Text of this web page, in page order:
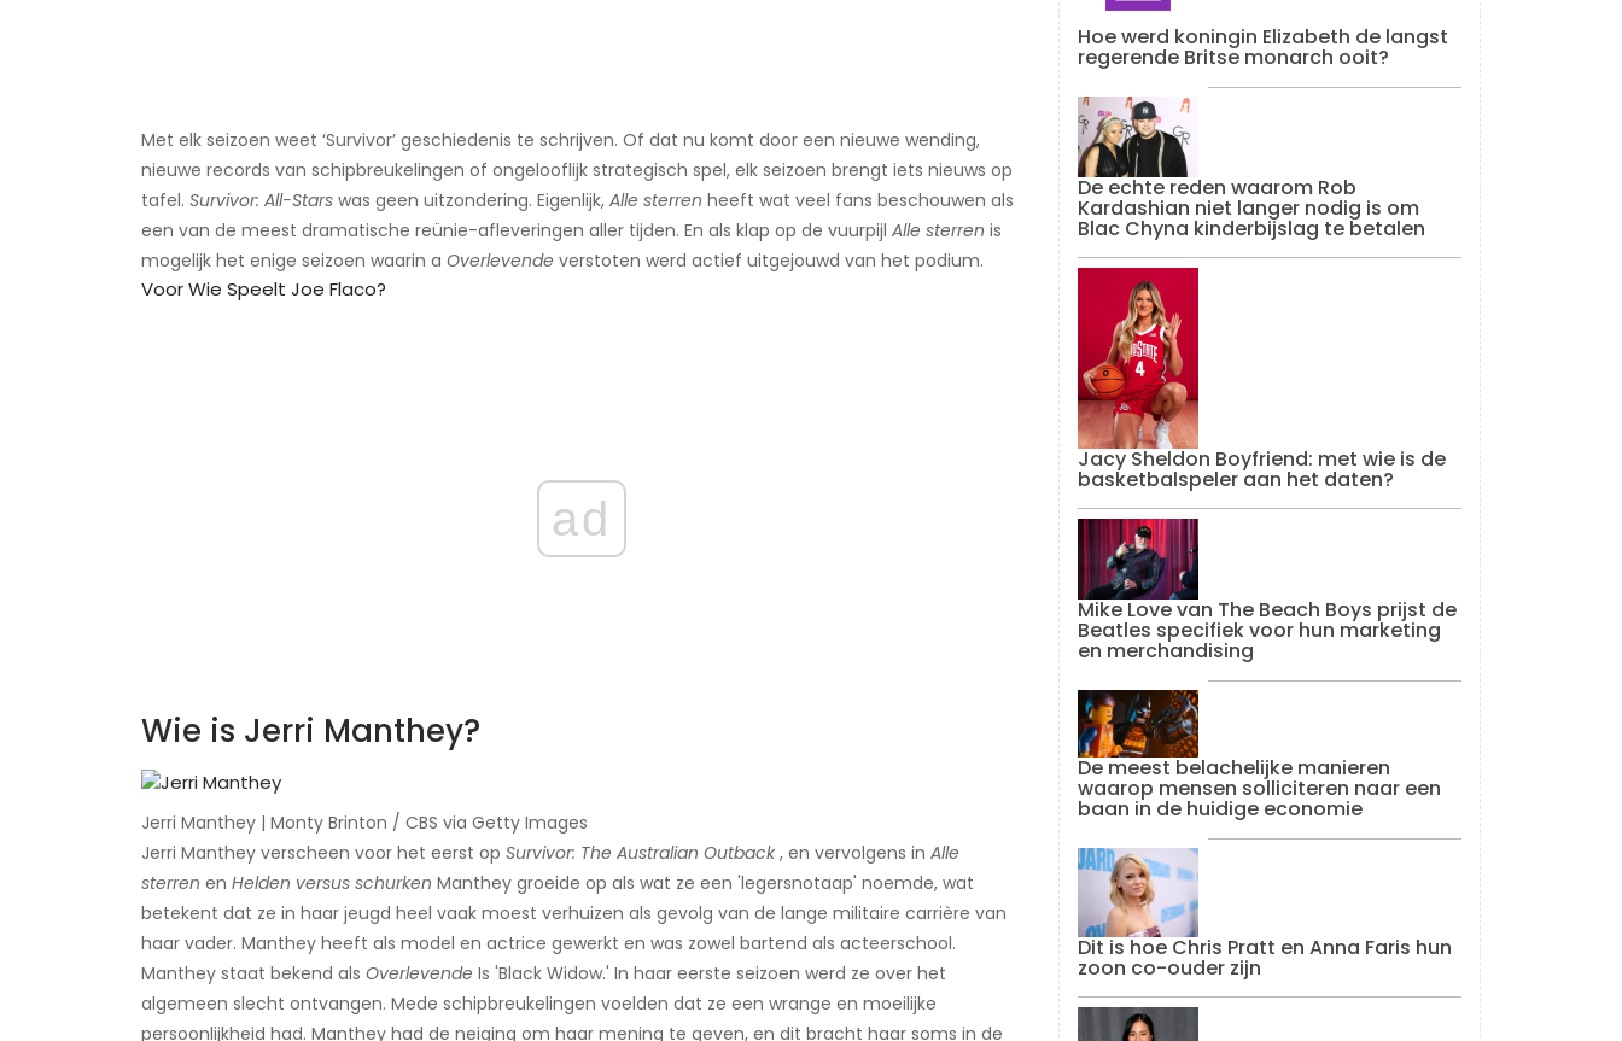
Met elk seizoen weet ‘Survivor’ geschiedenis te schrijven. Of dat nu komt door een nieuwe wending,
nieuwe records van schipbreukelingen of ongelooflijk strategisch spel, elk seizoen brengt iets nieuws op
tafel. Survivor: All-Stars was geen uitzondering. Eigenlijk, Alle sterren heeft wat veel fans beschouwen als
een van de meest dramatische reünie-afleveringen aller tijden. En als klap op de vuurpijl Alle sterren is
mogelijk het enige seizoen waarin a Overlevende verstoten werd actief uitgejouwd van het podium.
Voor Wie Speelt Joe Flaco?
ad
Wie is Jerri Manthey?
Jerri Manthey | Monty Brinton / CBS via Getty Images
Jerri Manthey verscheen voor het eerst op Survivor: The Australian Outback, en vervolgens in Alle
sterren en Helden versus schurken ​Manthey groeide op als wat ze een 'legersnotaap' noemde, wat
betekent dat ze in haar jeugd heel vaak moest verhuizen als gevolg van de lange militaire carrière van
haar vader. Manthey heeft als model en actrice gewerkt en was zowel bartend als acteerschool.
Manthey staat bekend als Overlevende Is 'Black Widow.' In haar eerste seizoen werd ze over het
algemeen slecht ontvangen. Mede schipbreukelingen voelden dat ze een wrange en moeilijke
persoonlijkheid had. Manthey had de neiging om haar mening te geven, en dit bracht haar soms in de
Hoe werd koningin Elizabeth de langst
regerende Britse monarch ooit?
De echte reden waarom Rob
Kardashian niet langer nodig is om
Blac Chyna kinderbijslag te betalen
Jacy Sheldon Boyfriend: met wie is de
basketbalspeler aan het daten?
Mike Love van The Beach Boys prijst de
Beatles specifiek voor hun marketing
en merchandising
De meest belachelijke manieren
waarop mensen solliciteren naar een
baan in de huidige economie
Dit is hoe Chris Pratt en Anna Faris hun
zoon co-ouder zijn